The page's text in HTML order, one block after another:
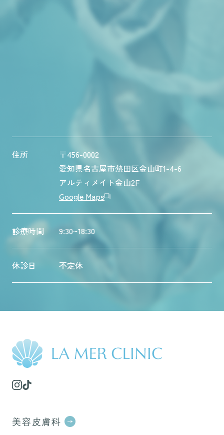
住所
〒456-0002
愛知県名古屋市熱田区金山町1-4-6
アルティメイト金山2F
Google Maps
診療時間 9:30~18:30
休診日 不定休
美容皮膚科